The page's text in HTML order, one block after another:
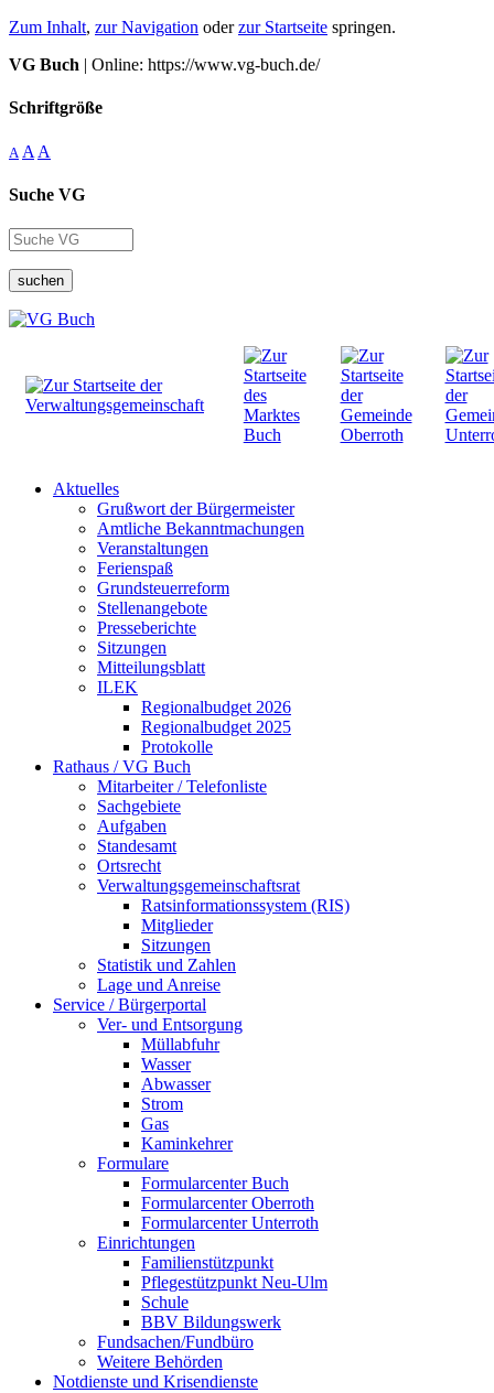
Zum Inhalt, zur Navigation oderzur Startseite springen.
VG Buch | Online: https://www.vg-buch.de/
Schriftgröße
A A A
Suche VG
suchen
Aktuelles
Grußwort der Bürgermeister
Amtliche Bekanntmachungen
Veranstaltungen
Ferienspaß
Grundsteuerreform
Stellenangebote
Presseberichte
Sitzungen
Mitteilungsblatt
ILEK
Regionalbudget 2026
Regionalbudget 2025
Protokolle
Rathaus / VG Buch
Mitarbeiter / Telefonliste
Sachgebiete
Aufgaben
Standesamt
Ortsrecht
Verwaltungsgemeinschaftsrat
Ratsinformationssystem (RIS)
Mitglieder
Sitzungen
Statistik und Zahlen
Lage und Anreise
Service / Bürgerportal
Ver- und Entsorgung
Müllabfuhr
Wasser
Abwasser
Strom
Gas
Kaminkehrer
Formulare
Formularcenter Buch
Formularcenter Oberroth
Formularcenter Unterroth
Einrichtungen
Familienstützpunkt
Pflegestützpunkt Neu-Ulm
Schule
BBV Bildungswerk
Fundsachen/Fundbüro
Weitere Behörden
Notdienste und Krisendienste